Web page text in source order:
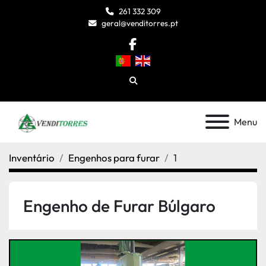
261 332 309
geral@venditorres.pt
facebook
Pesquisar
Menu
Inventário Engenhos para furar 1
Engenho de Furar Búlgaro